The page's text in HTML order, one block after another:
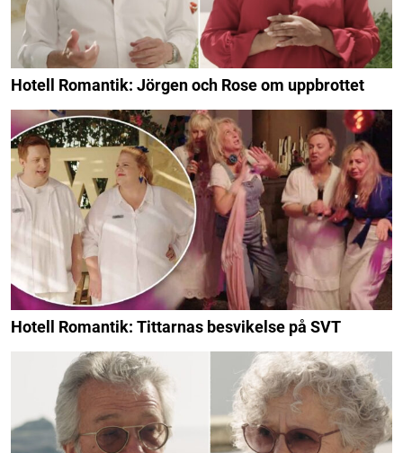
Hotell Romantik: Jörgen och Rose om uppbrottet
Hotell Romantik: Tittarnas besvikelse på SVT